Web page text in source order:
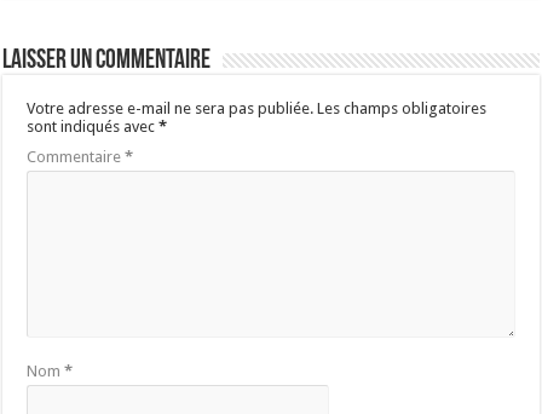
Laisser un commentaire
Votre adresse e-mail ne sera pas publiée. Les champs obligatoires
sont indiqués avec*
Commentaire*
Nom*